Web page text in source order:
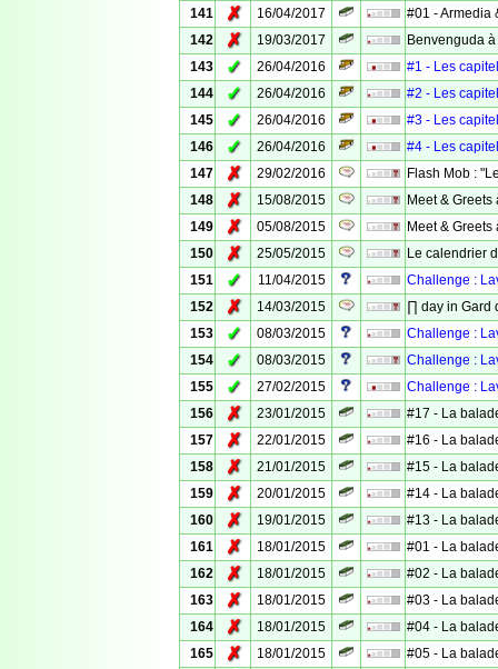
141
✗ 16/04/2017
#01 - Armedia
142
✗ 19/03/2017
Benvenguda
143
✓ 26/04/2016
#1 - Les
144
✓ 26/04/2016
#2 - Les
145
✓ 26/04/2016
#3 - Les
146
✓ 26/04/2016
#4 - Les
147
✗ 29/02/2016
Flash Mob :
148
✗ 15/08/2015
Meet &
149
✗ 05/08/2015
Meet &
150
✗ 25/05/2015
Le calendrier
151
✓ 11/04/2015
Challenge :
152
✗ 14/03/2015
∏ day in Gard
153
✓ 08/03/2015
Challenge :
154
✓ 08/03/2015
Challenge :
155
✓ 27/02/2015
Challenge :
156
✗ 23/01/2015
#17 - La
157
✗ 22/01/2015
#16 - La
158
✗ 21/01/2015
#15 - La
159
✗ 20/01/2015
#14 - La
160
✗ 19/01/2015
#13 - La
161
✗ 18/01/2015
#01 - La
162
✗ 18/01/2015
#02 - La
163
✗ 18/01/2015
#03 - La
164
✗ 18/01/2015
#04 - La
165
✗ 18/01/2015
#05 - La